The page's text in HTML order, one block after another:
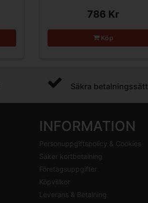
786 Kr
Köp
Säkra betalningssätt
INFORMATION
Personuppgiftspolicy & Cookies
Säker kortbetalning
Företagsuppgifter
Köpvillkor
Leverans & Betalning